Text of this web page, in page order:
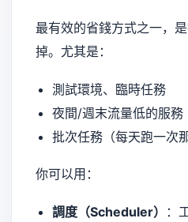
最有效的省錢方式之一，
掉。尤其是：
測試環境、臨時任務
夜間/週末流量低的服務
批次任務（每天跑一次那
你可以用：
調度（Scheduler）
：